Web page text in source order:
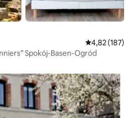
Średnia
4,82 (187)
Spokój-Basen-Ogród